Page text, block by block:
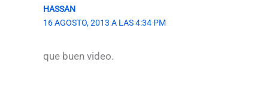
HASSAN
16 AGOSTO, 2013 A LAS 4:34 PM
que buen video.